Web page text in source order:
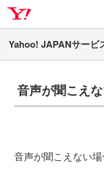
ナ
ビ
ゲ
ー
ッ
メ
イ
ン
コ
キ
音声が聞こえ
音声が聞こえない場